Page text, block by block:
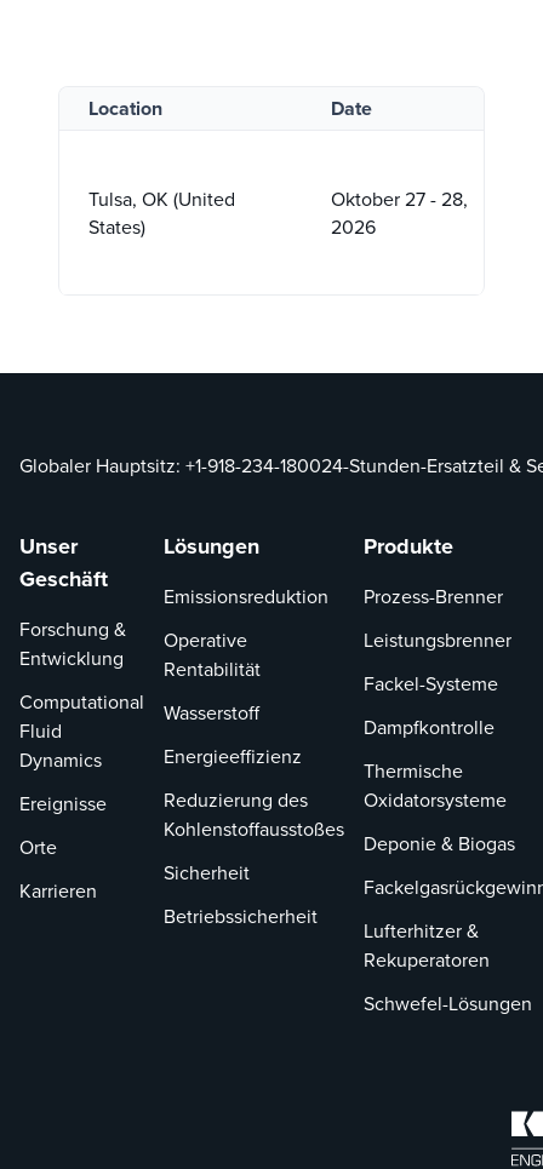
Location
Tulsa, OK (United
States)
Date
Oktober 27 - 28,
2026
Globaler Hauptsitz: +1-918-234-180024-Stunden-Ersatzteil &
Unser
Geschäft
Forschung &
Entwicklung
Computational
Fluid
Dynamics
Ereignisse
Orte
Karrieren
Lösungen
Emissionsreduktion
Operative
Rentabilität
Wasserstoff
Energieeffizienz
Reduzierung des
Kohlenstoffausstoßes
Sicherheit
Betriebssicherheit
Produkte
Prozess-Brenner
Leistungsbrenner
Fackel-Systeme
Dampfkontrolle
Thermische
Oxidatorsysteme
Deponie & Biogas
Lufterhitzer &
Rekuperatoren
Schwefel-Lösungen